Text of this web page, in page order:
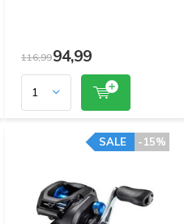
116,9994,99
-15%
SALE